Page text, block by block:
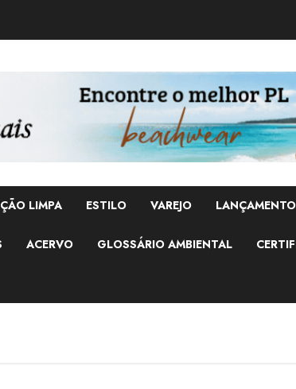
LIMPA ESTILO VAREJO
ACERVO GLOSSÁRIO AMBIENTAL